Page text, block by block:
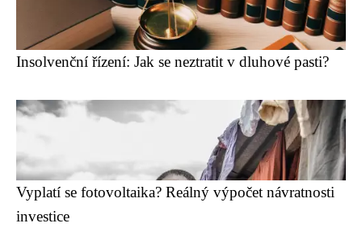
Insolvenční řízení: Jak se neztratit v dluhové pasti?
Vyplatí se fotovoltaika? Reálný výpočet návratnosti
investice